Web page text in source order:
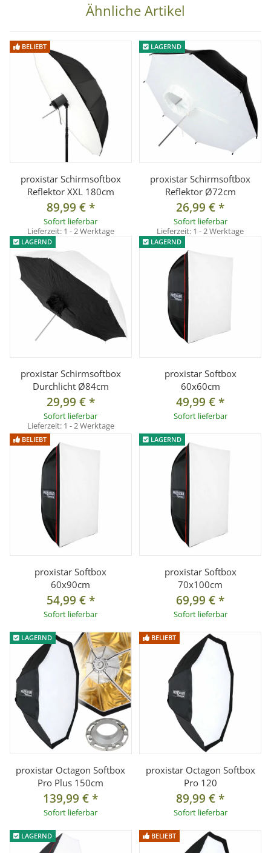
Ähnliche Artikel
BELIEBT
proxistar Schirmsoftbox
Reflektor XXL 180cm
89,99 €*
Sofort lieferbar
Lieferzeit: 1 - 2 Werktage
LAGERND
proxistar Schirmsoftbox
Reflektor Ø72cm
26,99 €*
Sofort lieferbar
Lieferzeit: 1 - 2 Werktage
LAGERND
proxistar Schirmsoftbox
Durchlicht Ø84cm
29,99 €*
Sofort lieferbar
Lieferzeit: 1 - 2 Werktage
LAGERND
proxistar Softbox
60x60cm
49,99 €*
Sofort lieferbar
BELIEBT
proxistar Softbox
60x90cm
54,99 €*
Sofort lieferbar
LAGERND
proxistar Softbox
70x100cm
69,99 €*
Sofort lieferbar
LAGERND
proxistar Octagon Softbox
Pro Plus 150cm
139,99 €*
Sofort lieferbar
BELIEBT
proxistar Octagon Softbox
Pro 120
89,99 €*
Sofort lieferbar
LAGERND BELIEBT